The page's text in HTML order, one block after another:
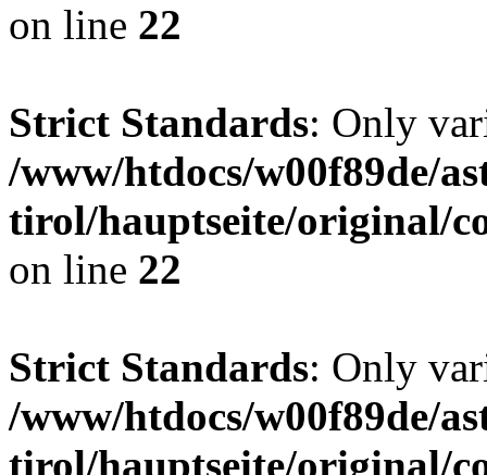
on line 22
Strict Standards: Only
/www/htdocs/w00f89de/
tirol/hauptseite/original/
on line 22
Strict Standards: Only
/www/htdocs/w00f89de/
tirol/hauptseite/original/